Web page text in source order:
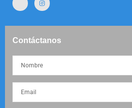
Contáctanos